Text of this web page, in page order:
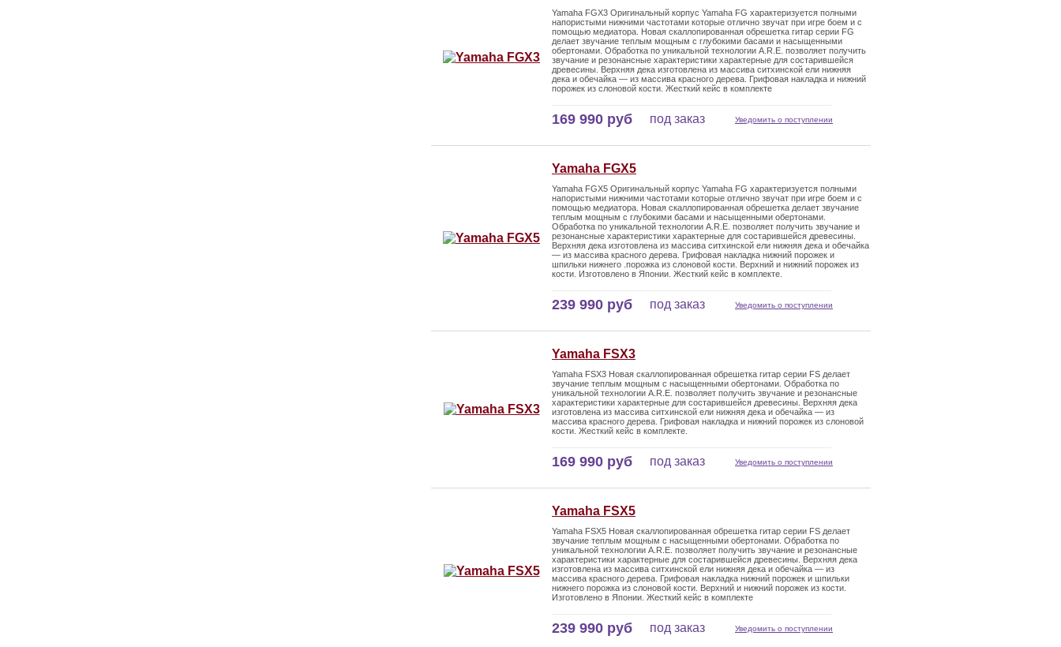
Yamaha FGX3 Оригинальный корпус Yamaha FG характеризуется полными
напористыми нижними частотами которые отлично звучат при игре боем и с
помощью медиатора. Новая скаллопированная обрешетка гитар серии FG
делает звучание теплым мощным с глубокими басами и насыщенными
обертонами. Обработка по уникальной технологии A.R.E. позволяет получить
звучание и резонансные характеристики характерные для состарившейся
древесины. Верхняя дека изготовлена из массива ситхинской ели нижняя
дека и обечайка — из массива красного дерева. Грифовая накладка и нижний
порожек из слоновой кости. Жесткий кейс в комплекте
169 990 руб под заказ Уведомить о поступлении
Yamaha FGX5
Yamaha FGX5 Оригинальный корпус Yamaha FG характеризуется полными
напористыми нижними частотами которые отлично звучат при игре боем и с
помощью медиатора. Новая скаллопированная обрешетка делает звучание
теплым мощным с глубокими басами и насыщенными обертонами.
Обработка по уникальной технологии A.R.E. позволяет получить звучание и
резонансные характеристики характерные для состарившейся древесины.
Верхняя дека изготовлена из массива ситхинской ели нижняя дека и обечайка
— из массива красного дерева. Грифовая накладка нижний порожек и
шпильки нижнего .порожка из слоновой кости. Верхний и нижний порожек из
кости. Изготовлено в Японии. Жесткий кейс в комплекте.
239 990 руб под заказ Уведомить о поступлении
Yamaha FSX3
Yamaha FSX3 Новая скаллопированная обрешетка гитар серии FS делает
звучание теплым мощным с насыщенными обертонами. Обработка по
уникальной технологии A.R.E. позволяет получить звучание и резонансные
характеристики характерные для состарившейся древесины. Верхняя дека
изготовлена из массива ситхинской ели нижняя дека и обечайка — из
массива красного дерева. Грифовая накладка и нижний порожек из слоновой
кости. Жесткий кейс в комплекте.
169 990 руб под заказ Уведомить о поступлении
Yamaha FSX5
Yamaha FSX5 Новая скаллопированная обрешетка гитар серии FS делает
звучание теплым мощным с насыщенными обертонами. Обработка по
уникальной технологии A.R.E. позволяет получить звучание и резонансные
характеристики характерные для состарившейся древесины. Верхняя дека
изготовлена из массива ситхинской ели нижняя дека и обечайка — из
массива красного дерева. Грифовая накладка нижний порожек и шпильки
нижнего порожка из слоновой кости. Верхний и нижний порожек из кости.
Изготовлено в Японии. Жесткий кейс в комплекте
239 990 руб под заказ Уведомить о поступлении